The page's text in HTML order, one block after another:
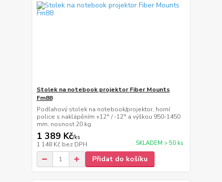
Stolek na notebook projektor Fiber Mounts
Fm88
Podlahový stolek na notebook/projektor, horní
police s naklápěním +12° / -12° a výškou 950-1450
mm, nosnost 20 kg
1 389 Kč/ks
1 148 Kč bez DPH SKLADEM > 50 ks
Přidat do košíku